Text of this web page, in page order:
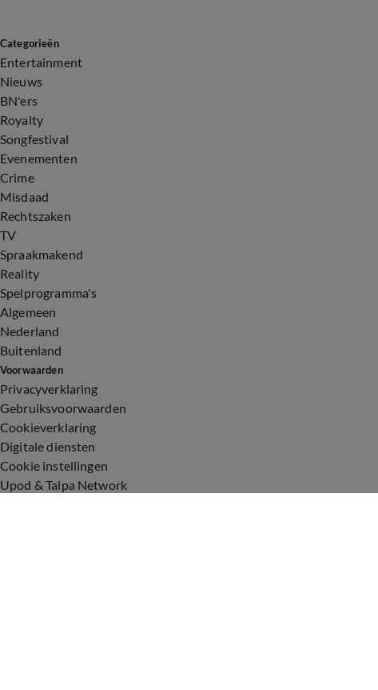
Categorieën
Entertainment
Nieuws
BN'ers
Royalty
Songfestival
Evenementen
Crime
Misdaad
Rechtszaken
TV
Spraakmakend
Reality
Spelprogramma's
Algemeen
Nederland
Buitenland
Voorwaarden
Privacyverklaring
Gebruiksvoorwaarden
Cookieverklaring
Digitale diensten
Cookie instellingen
Upod & Talpa Network